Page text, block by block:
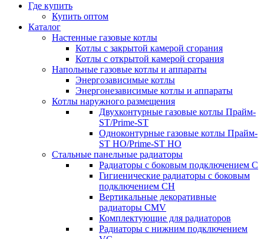
Где купить
Купить оптом
Каталог
Настенные газовые котлы
Котлы с закрытой камерой сгорания
Котлы с открытой камерой сгорания
Напольные газовые котлы и аппараты
Энергозависимые котлы
Энергонезависимые котлы и аппараты
Котлы наружного размещения
Двухконтурные газовые котлы Прайм-
ST/Prime-ST
Одноконтурные газовые котлы Прайм-
ST HO/Prime-ST HO
Стальные панельные радиаторы
Радиаторы c боковым подключением C
Гигиенические радиаторы c боковым
подключением CH
Вертикальные декоративные
радиаторы CMV
Комплектующие для радиаторов
Радиаторы c нижним подключением